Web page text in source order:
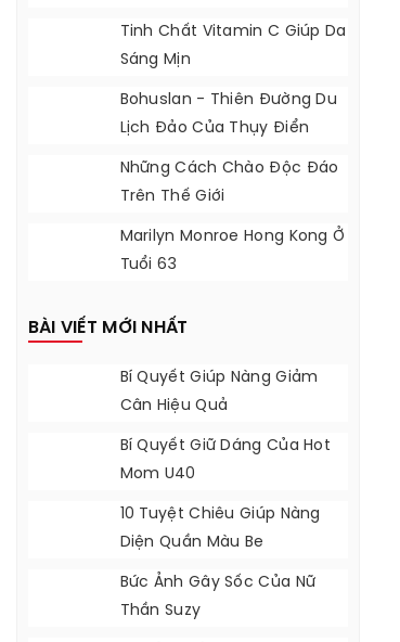
Tinh Chất Vitamin C Giúp Da
Sáng Mịn
Bohuslan - Thiên Đường Du
Lịch Đảo Của Thụy Điển
Những Cách Chào Độc Đáo
Trên Thế Giới
Marilyn Monroe Hong Kong Ở
Tuổi 63
BÀI VIẾT MỚI NHẤT
Bí Quyết Giúp Nàng Giảm
Cân Hiệu Quả
Bí Quyết Giữ Dáng Của Hot
Mom U40
10 Tuyệt Chiêu Giúp Nàng
Diện Quần Màu Be
Bức Ảnh Gây Sốc Của Nữ
Thần Suzy